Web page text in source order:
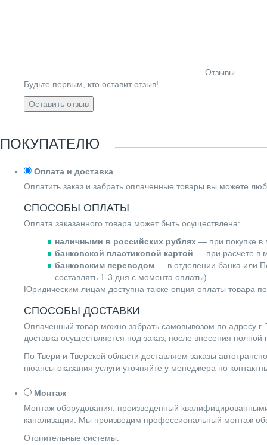
Отзывы
Будьте первым, кто оставит отзыв!
Оставить отзыв
ПОКУПАТЕЛЮ
Оплата и доставка
Оплатить заказ и забрать оплаченные товары вы можете
СПОСОБЫ ОПЛАТЫ
Оплата заказанного товара может быть осуществлена:
наличными в российских рублях — при покупке в
банковской пластиковой картой — при расчете в
банковским переводом — в отделении банка или
составлять 1-3 дня с момента оплаты).
Юридическим лицам доступна также опция оплаты товара
СПОСОБЫ ДОСТАВКИ
Оплаченный товар можно забрать самовывозом по адресу г.
доставка осуществляется под заказ, после внесения полной
По Твери и Тверской области доставляем заказы
нюансы оказания услуги уточняйте у менеджера по
Монтаж
Монтаж оборудования, произведенный
канализации. Мы производим профессиональный монтаж
Отопительные системы: